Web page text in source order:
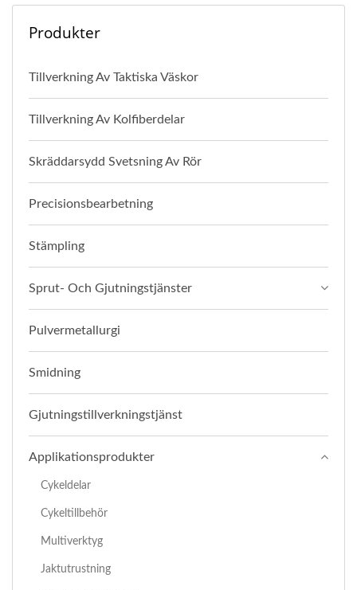
Produkter
Tillverkning Av Taktiska Väskor
Tillverkning Av Kolfiberdelar
Skräddarsydd Svetsning Av Rör
Precisionsbearbetning
Stämpling
Sprut- Och Gjutningstjänster
Pulvermetallurgi
Smidning
Gjutningstillverkningstjänst
Applikationsprodukter
Cykeldelar
Cykeltillbehör
Multiverktyg
Jaktutrustning